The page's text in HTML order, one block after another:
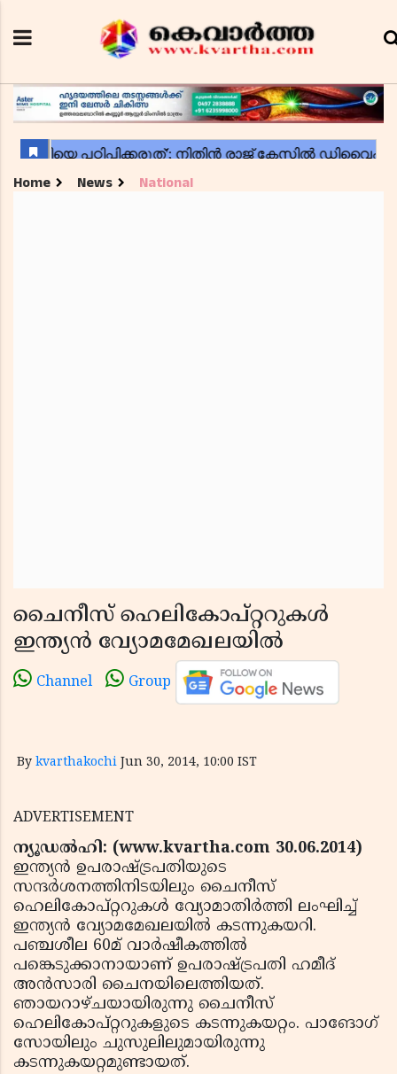
Home News National
ചൈനീസ് ഹെലികോപ്റ്ററുകള്‍
ഇന്ത്യന്‍ വ്യോമമേഖലയില്‍
Channel Group
By kvarthakochi Jun 30, 2014, 10:00 IST
ADVERTISEMENT
ന്യൂഡല്‍ഹി: (www.kvartha.com 30.06.2014)
ഇന്ത്യന്‍ ഉപരാഷ്ട്രപതിയുടെ
സന്ദര്‍ശനത്തിനിടയിലും ചൈനീസ്
ഹെലികോപ്റ്ററുകള്‍ വ്യോമാതിര്‍ത്തി ലംഘിച്ച്
ഇന്ത്യന്‍ വ്യോമമേഖലയില്‍ കടന്നുകയറി.
പഞ്ചശീല 60മ് വാര്‍ഷീകത്തില്‍
പങ്കെടുക്കാനായാണ് ഉപരാഷ്ട്രപതി ഹമീദ്
അന്‍സാരി ചൈനയിലെത്തിയത്.
ഞായറാഴ്ചയായിരുന്നു ചൈനീസ്
ഹെലികോപ്റ്ററുകളുടെ കടന്നുകയറ്റം. പാങോഗ്
സോയിലും ചുസുലിലുമായിരുന്നു
കടന്നുകയറ്റമുണ്ടായത്.